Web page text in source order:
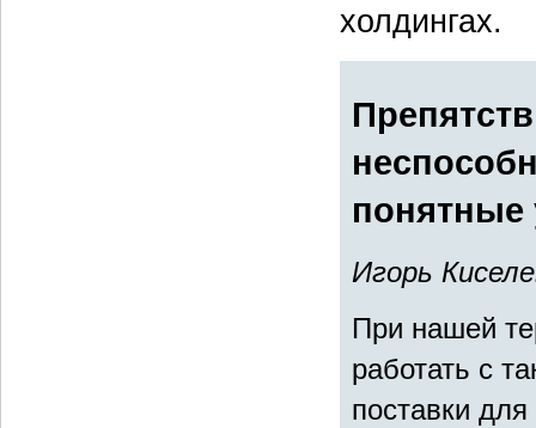
холдингах.
понятные
Игорь
При нашей
работать с
поставки